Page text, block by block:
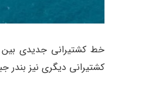
کشتیرانی دیگری نیز بندر